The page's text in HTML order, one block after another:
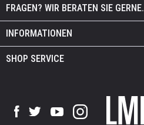
FRAGEN? WIR BERATEN SIE GERNE.
INFORMATIONEN
SHOP SERVICE